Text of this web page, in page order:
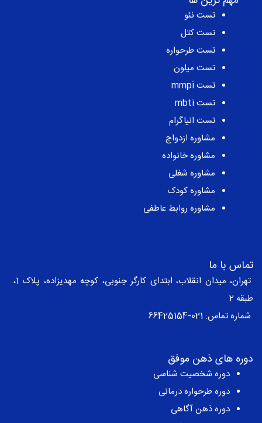
تست نئو
تست کتل
تست طرحواره
تست میلون
تست mmpi
تست mbti
تست انیاگرام
مشاوره ازدواج
مشاوره خانواده
مشاوره شغلی
مشاوره کودک
مشاوره روابط عاطفی
تماس با ما
تهران، میدان انقلاب، ابتدای کارگر جنوبی، کوچه مهدیزاده، پلاک 1،
طبقه 2
شماره تماس: 021-66425154
دوره های ذهن موفق
دوره شخصیت شناسی
دوره طرحواره درمانی
دوره ذهن آگاهی